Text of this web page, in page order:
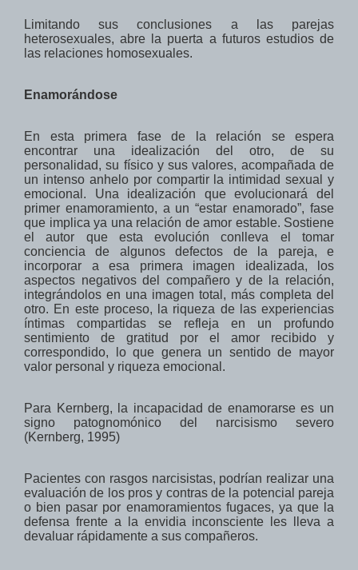
Limitando sus conclusiones a las parejas
heterosexuales, abre la puerta a futuros estudios de
las relaciones homosexuales.
Enamorándose
En esta primera fase de la relación se espera
encontrar una idealización del otro, de su
personalidad, su físico y sus valores, acompañada de
un intenso anhelo por compartir la intimidad sexual y
emocional. Una idealización que evolucionará del
primer enamoramiento, a un “estar enamorado”, fase
que implica ya una relación de amor estable. Sostiene
el autor que esta evolución conlleva el tomar
conciencia de algunos defectos de la pareja, e
incorporar a esa primera imagen idealizada, los
aspectos negativos del compañero y de la relación,
integrándolos en una imagen total, más completa del
otro. En este proceso, la riqueza de las experiencias
íntimas compartidas se refleja en un profundo
sentimiento de gratitud por el amor recibido y
correspondido, lo que genera un sentido de mayor
valor personal y riqueza emocional.
Para Kernberg, la incapacidad de enamorarse es un
signo patognomónico del narcisismo severo
(Kernberg, 1995)
Pacientes con rasgos narcisistas, podrían realizar una
evaluación de los pros y contras de la potencial pareja
o bien pasar por enamoramientos fugaces, ya que la
defensa frente a la envidia inconsciente les lleva a
devaluar rápidamente a sus compañeros.